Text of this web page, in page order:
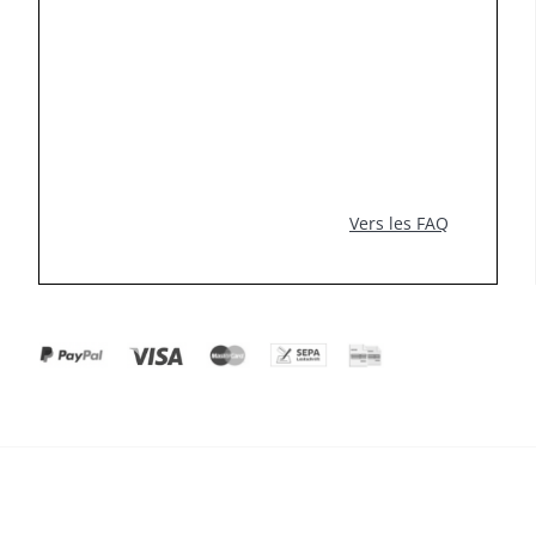
Vers les FAQ